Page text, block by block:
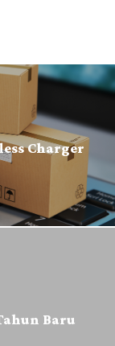
Charger
Baru